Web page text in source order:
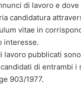
di lavoro e
candidatura
vitae in
interesse.
lavoro pubblicati
di entrambi i
903/1977.